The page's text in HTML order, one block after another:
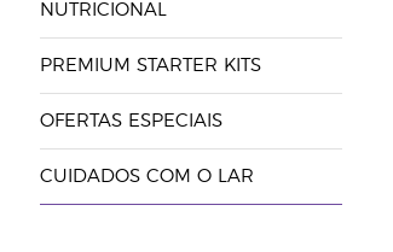
NUTRICIONAL
PREMIUM STARTER KITS
OFERTAS ESPECIAIS
CUIDADOS COM O LAR